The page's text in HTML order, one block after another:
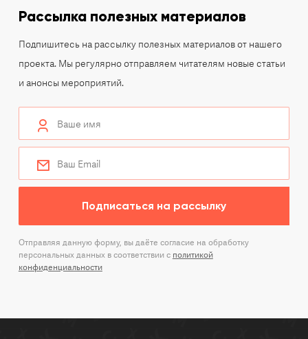
Рассылка полезных материалов
Подпишитесь на рассылку полезных материалов от нашего
проекта. Мы регулярно отправляем читателям новые статьи
и анонсы мероприятий.
Подписаться на рассылку
Отправляя данную форму, вы даёте согласие на обработку
персональных данных в соответствии с политикой
конфиденциальности